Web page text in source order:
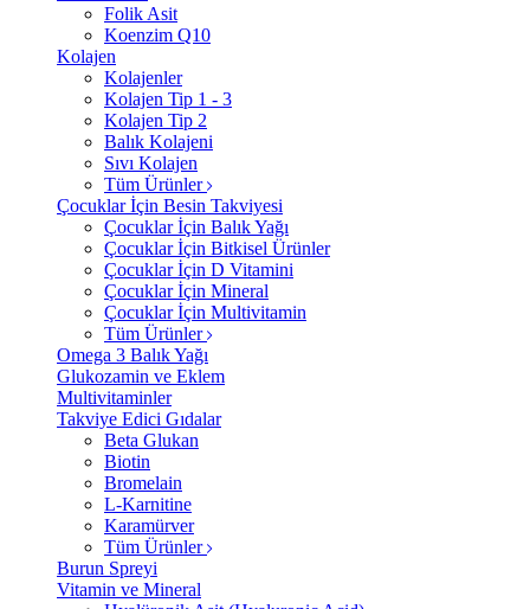
Folik Asit
Koenzim Q10
Kolajen
Kolajenler
Kolajen Tip 1 - 3
Kolajen Tip 2
Balık Kolajeni
Sıvı Kolajen
Tüm Ürünler
Çocuklar İçin Besin Takviyesi
Çocuklar İçin Balık Yağı
Çocuklar İçin Bitkisel Ürünler
Çocuklar İçin D Vitamini
Çocuklar İçin Mineral
Çocuklar İçin Multivitamin
Tüm Ürünler
Omega 3 Balık Yağı
Glukozamin ve Eklem
Multivitaminler
Takviye Edici Gıdalar
Beta Glukan
Biotin
Bromelain
L-Karnitine
Karamürver
Tüm Ürünler
Burun Spreyi
Vitamin ve Mineral